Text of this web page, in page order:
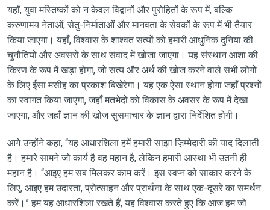
यहाँ, युवा मस्तिष्कों को न केवल विद्वानों और पुरोहितों के रूप में, बल्कि
करुणामय नेताओं, सेतु-निर्माताओं और मानवता के सेवकों के रूप में भी तैयार
किया जाएगा। यहाँ, विश्वास के शाश्वत सत्यों को हमारी आधुनिक दुनिया की
चुनौतियों और अवसरों के साथ संवाद में खोजा जाएगा। यह संस्थान आशा की
किरण के रूप में खड़ा होगा, जो सत्य और अर्थ की खोज करने वाले सभी लोगों
के लिए ईसा मसीह का प्रकाश बिखेरेगा। यह एक ऐसा स्थान होगा जहाँ प्रश्नों
का स्वागत किया जाएगा, जहाँ मतभेदों को विकास के अवसर के रूप में देखा
जाएगा, और जहाँ ज्ञान की खोज सुसमाचार के ज्ञान द्वारा निर्देशित होगी।
आगे उन्होंने कहा, “यह आधारशिला हमें हमारी साझा ज़िम्मेदारी की याद दिलाती
है। हमारे सामने जो कार्य है वह महान है, लेकिन हमारी आस्था भी उतनी ही
महान है। “आइए हम सब मिलकर काम करें। इस स्वप्न को साकार करने के
लिए, आइए हम उदारता, प्रोत्साहन और प्रार्थना के साथ एक-दूसरे का समर्थन
करें।” हम यह आधारशिला रखते हैं, यह विश्वास करते हुए कि आज हम जो